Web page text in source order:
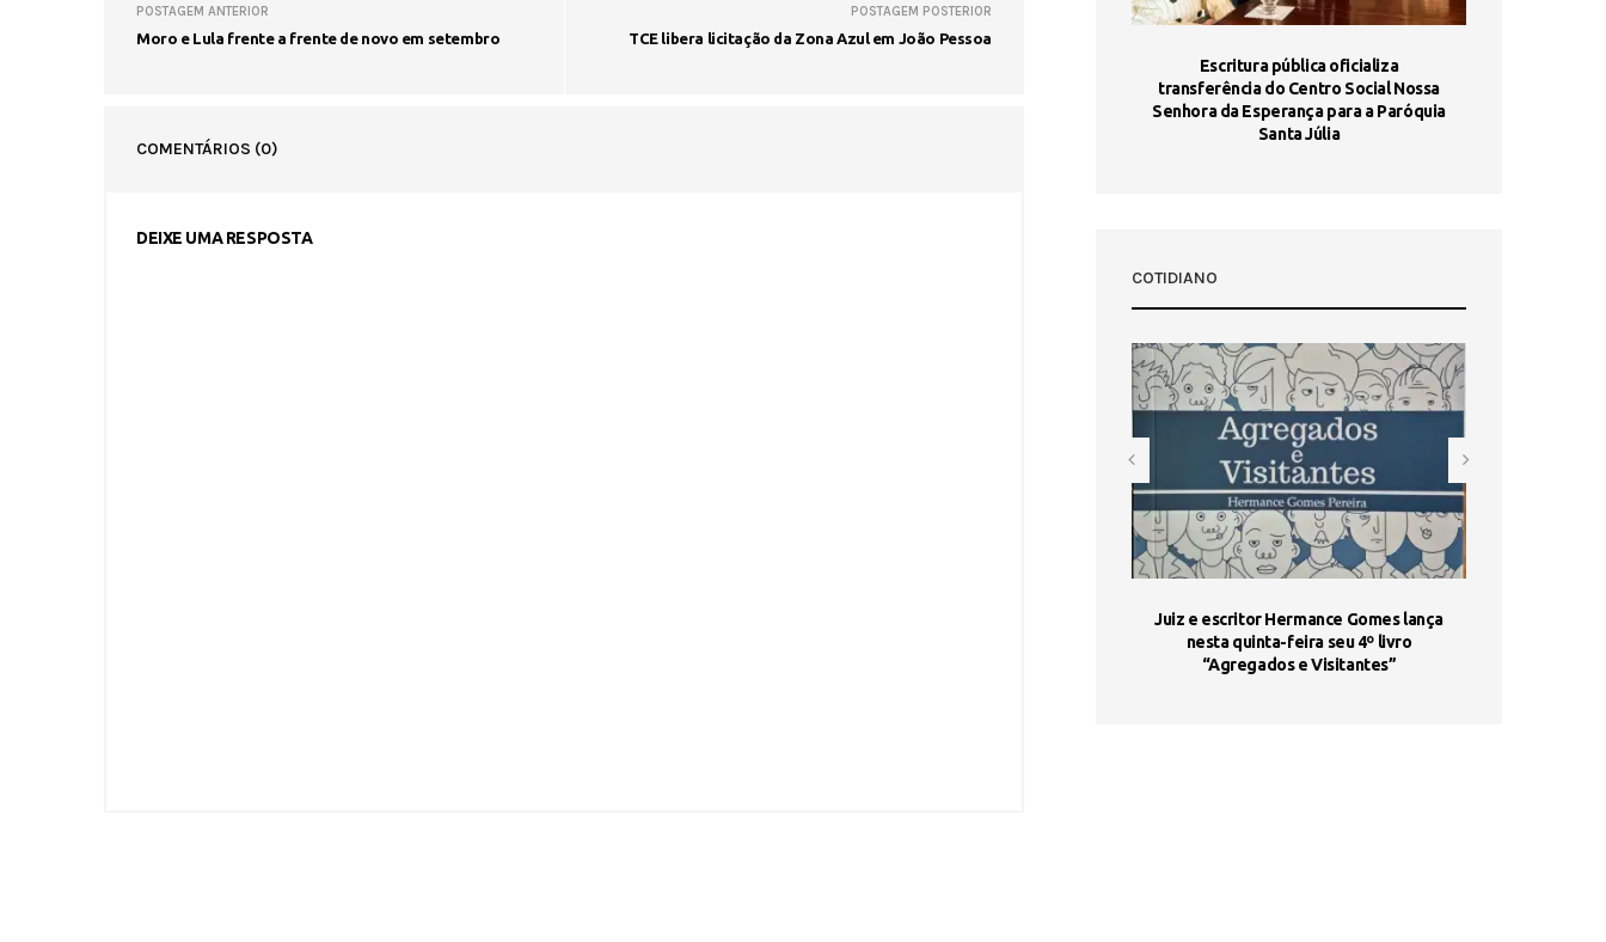
POSTAGEM ANTERIOR
Moro e Lula frente a frente de novo em setembro
POSTAGEM POSTERIOR
TCE libera licitação da Zona Azul em João Pessoa
COMENTÁRIOS (0)
DEIXE UMA RESPOSTA
Escritura pública oficializa
transferência do Centro Social Nossa
Senhora da Esperança para a Paróquia
Santa Júlia
COTIDIANO
Juiz e escritor Hermance Gomes lança
nesta quinta-feira seu 4º livro
“Agregados e Visitantes”